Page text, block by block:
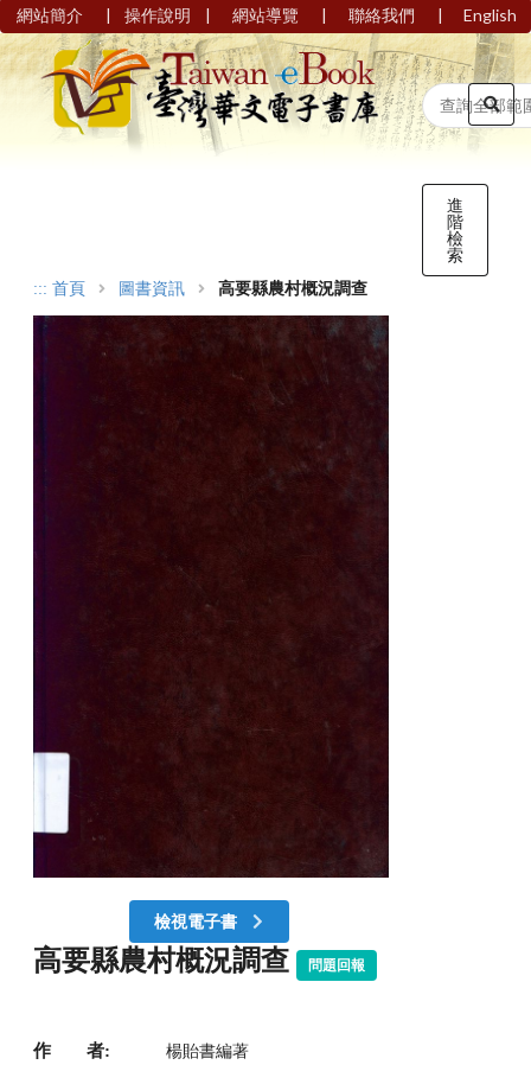
網站簡介 | 操作說明 | 網站導覽 | 聯絡我們 | English
進
階
檢
索
::: 首頁 圖書資訊 高要縣農村概況調查
檢視電子書
高要縣農村概況調查 問題回報
作 者: 楊貽書編著